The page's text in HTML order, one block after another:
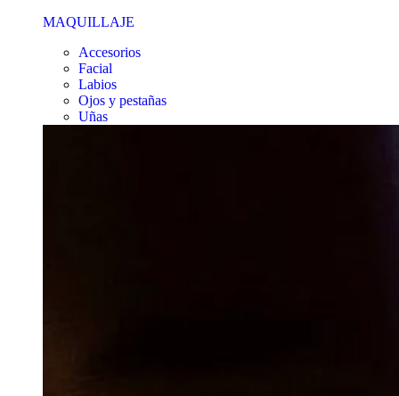
MAQUILLAJE
Accesorios
Facial
Labios
Ojos y pestañas
Uñas